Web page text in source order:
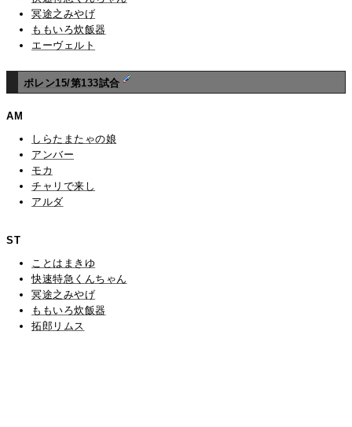
冥途之みやげ
ももいろ炊飯器
エーヴェルト
ポレン15/第133試合
AM
しらたまたゃの娘
アンバー
モカ
チャリで来し
アルダ
ST
ことはまきゆ
快速特急くんちゃん
冥途之みやげ
ももいろ炊飯器
拓郎リムス